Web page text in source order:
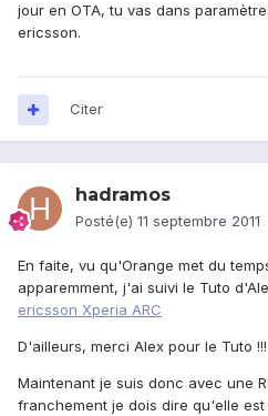
jour en OTA, tu vas dans
ericsson.
Citer
hadramos
Posté(e) 11 septembre 2011
En faite, vu qu'Orange met du
apparemment, j'ai suivi le Tuto
ericsson Xperia ARC
D'ailleurs, merci Alex pour le Tuto !!!
Maintenant je suis donc avec une
franchement je dois dire qu'elle